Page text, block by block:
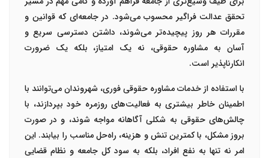
تحقق عدالت فراگیر محسوب می‌شود. در جامعه‌ای که قوانین و
مقررات هر روز پیچیده‌تر می‌شوند، داشتن دسترسی سریع و
آسان به مشاوره حقوقی، نه یک امتیاز، بلکه یک ضرورت
انکارناپذیر است.
با استفاده از خدمات مشاوره حقوقی فوری، شهروندان می‌توانند با
اطمینان خاطر بیشتری به فعالیت‌های روزمره خود بپردازند، با
چالش‌های حقوقی به شکلی آگاهانه مواجه شوند، و در صورت
بروز مشکل، با کمترین تنش و هزینه، راه‌حل مناسب را بیابند. این
امر نه تنها به نفع افراد، بلکه به سود کل جامعه و نظام قضایی